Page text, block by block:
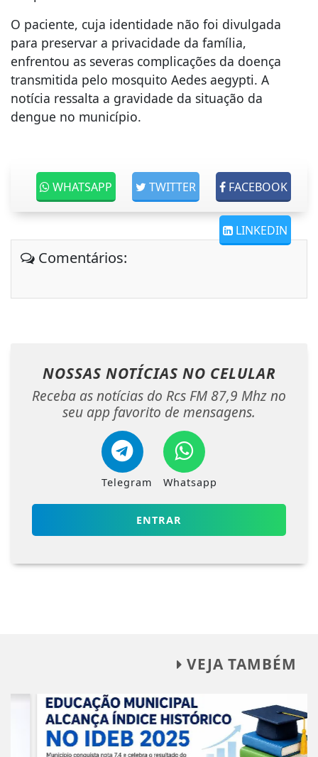
O paciente, cuja identidade não foi divulgada
para preservar a privacidade da família,
enfrentou as severas complicações da doença
transmitida pelo mosquito Aedes aegypti. A
notícia ressalta a gravidade da situação da
dengue no município.
FACEBOOK
TWITTER
WHATSAPP
LINKEDIN
Comentários:
NOSSAS NOTÍCIAS NO CELULAR
Receba as notícias do Rcs FM 87,9 Mhz no
seu app favorito de mensagens.
Telegram Whatsapp
ENTRAR
VEJA TAMBÉM